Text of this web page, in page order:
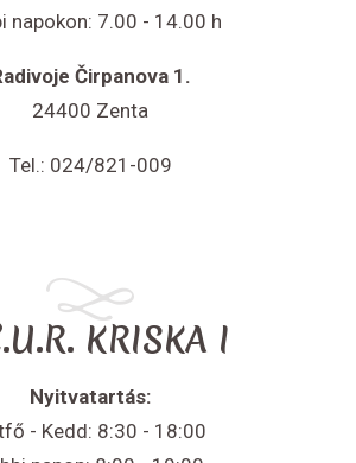
napokon: 7.00 - 14.00 h
Čirpanova 1.
24400 Zenta
Tel.: 024/821-009
KRISKA I
Nyitvatartás:
- Kedd: 8:30 - 18:00